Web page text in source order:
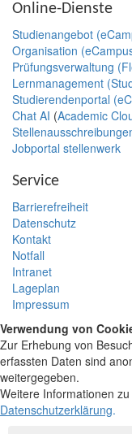
Online-Dienste
Studienangebot
Organisation
Prüfungsverwaltung
Lernmanagement
Studierendenportal
Chat AI (Academic
Jobportal stellenwerk
Service
Barrierefreiheit
Datenschutz
Kontakt
Notfall
Intranet
Lageplan
Impressum
Verwendung von
Zur Erhebung von
erfassten Daten sind
weitergegeben.
Weitere Informationen
Datenschutzerklärung.